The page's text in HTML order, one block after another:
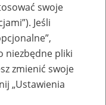
lub
pracy
swoje
Jeśli
niezbędne pliki
zmienić swoje
„Ustawienia